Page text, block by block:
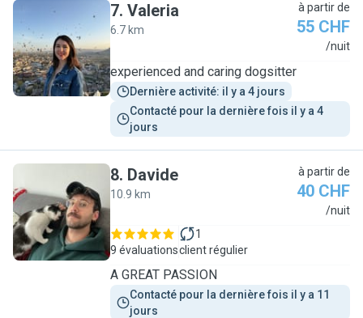
V
7. Valeria
6.7 km
à partir de
55 CHF
/nuit
experienced and caring dogsitter
Dernière activité: il y a 4 jours
Contacté pour la dernière fois il y a 4
jours
D
8. Davide
10.9 km
à partir de
40 CHF
/nuit
9 évaluations
1
client régulier
A GREAT PASSION
Contacté pour la dernière fois il y a 11
jours